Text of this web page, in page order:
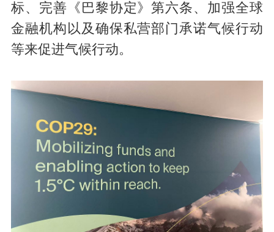
标、完善《巴黎协定》第六条、加强全球
金融机构以及确保私营部门承诺气候行动
等来促进气候行动。